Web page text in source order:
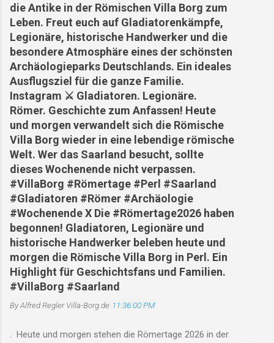
die Antike in der Römischen Villa Borg zum
Leben. Freut euch auf Gladiatorenkämpfe,
Legionäre, historische Handwerker und die
besondere Atmosphäre eines der schönsten
Archäologieparks Deutschlands. Ein ideales
Ausflugsziel für die ganze Familie.
Instagram ⚔️ Gladiatoren. Legionäre.
Römer. Geschichte zum Anfassen! Heute
und morgen verwandelt sich die Römische
Villa Borg wieder in eine lebendige römische
Welt. Wer das Saarland besucht, sollte
dieses Wochenende nicht verpassen.
#VillaBorg #Römertage #Perl #Saarland
#Gladiatoren #Römer #Archäologie
#Wochenende X Die #Römertage2026 haben
begonnen! Gladiatoren, Legionäre und
historische Handwerker beleben heute und
morgen die Römische Villa Borg in Perl. Ein
Highlight für Geschichtsfans und Familien.
#VillaBorg #Saarland
By Alfred ReglerVilla-Borg.de 11:36:00 PM
. Heute und morgen stehen die Römertage 2026 in der